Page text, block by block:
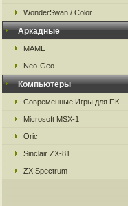
WonderSwan / Color
Аркадные
MAME
Neo-Geo
Компьютеры
Современные Игры для ПК
Microsoft MSX-1
Oric
Sinclair ZX-81
ZX Spectrum